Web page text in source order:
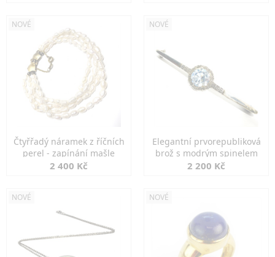
NOVÉ
Čtyřřadý náramek z říčních
perel - zapínání mašle
2 400 Kč
NOVÉ
Elegantní prvorepubliková
brož s modrým spinelem
2 200 Kč
NOVÉ NOVÉ